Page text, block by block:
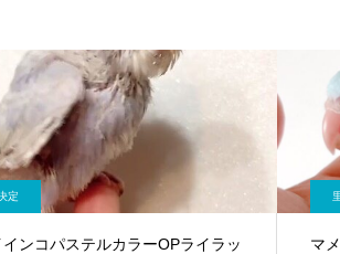
定
ンコパステルカラーOPライラッ
マ